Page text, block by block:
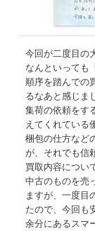
今回が二度目の
なんといっても
順序を踏んでの
るなあと感じま
集荷の依頼をす
えてくれている
梱包の仕方など
が、それでも信
買取内容につい
中古のものを売
ますが、一度目
たので、今回も
余分にあるスマ